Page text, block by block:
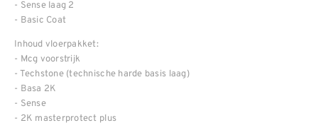
- Sense laag 2
- Basic Coat
Inhoud vloerpakket:
- Mcg voorstrijk
- Techstone (technische harde basis laag)
- Basa 2K
- Sense
- 2K masterprotect plus